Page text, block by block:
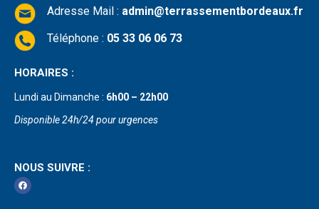
Adresse Mail : admin@terrassementbordeaux.fr
Téléphone : 05 33 06 06 73
HORAIRES :
Lundi au Dimanche : 6h00 – 22h00
Disponible 24h/24 pour urgences
NOUS SUIVRE :